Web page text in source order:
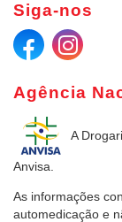
Agência
A
Anvisa.
As informações
automedicação e
Siga-nos